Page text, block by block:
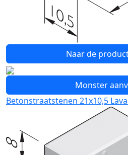
Naar de
Monster
Betonstraatstenen 21x10,5